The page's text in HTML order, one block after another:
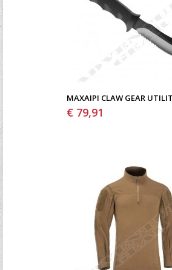
ΜΑΧΑΊΡΙ CLAW GEAR
€ 79,91